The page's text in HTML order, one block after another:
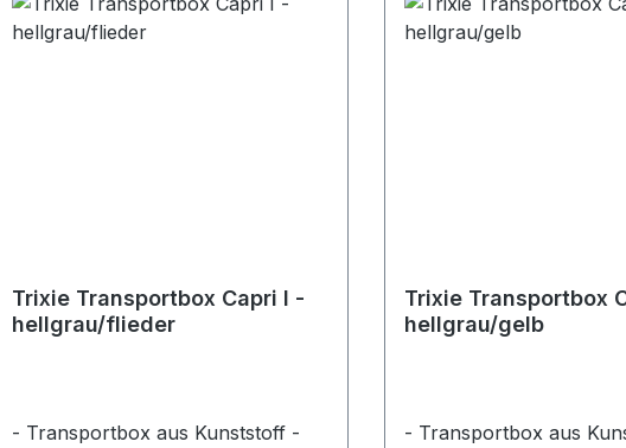
Trixie Transportbox Capri I -
hellgrau/flieder
- Transportbox aus Kunststoff -
Trixie Transportbox
hellgrau/gelb
- Transportbox aus